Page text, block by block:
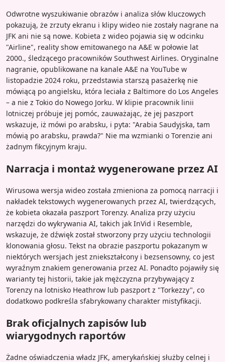
Odwrotne wyszukiwanie obrazów i analiza słów kluczowych
pokazują, że zrzuty ekranu i klipy wideo nie zostały nagrane na
JFK ani nie są nowe. Kobieta z wideo pojawia się w odcinku
"Airline", reality show emitowanego na A&E w połowie lat
2000., śledzącego pracowników Southwest Airlines. Oryginalne
nagranie, opublikowane na kanale A&E na YouTube w
listopadzie 2024 roku, przedstawia starszą pasażerkę nie
mówiącą po angielsku, która leciała z Baltimore do Los Angeles
– a nie z Tokio do Nowego Jorku. W klipie pracownik linii
lotniczej próbuje jej pomóc, zauważając, że jej paszport
wskazuje, iż mówi po arabsku, i pyta: "Arabia Saudyjska, tam
mówią po arabsku, prawda?" Nie ma wzmianki o Torenzie ani
żadnym fikcyjnym kraju.
Narracja i montaż wygenerowane przez AI
Wirusowa wersja wideo została zmieniona za pomocą narracji i
nakładek tekstowych wygenerowanych przez AI, twierdzących,
że kobieta okazała paszport Torenzy. Analiza przy użyciu
narzędzi do wykrywania AI, takich jak InVid i Resemble,
wskazuje, że dźwięk został stworzony przy użyciu technologii
klonowania głosu. Tekst na obrazie paszportu pokazanym w
niektórych wersjach jest zniekształcony i bezsensowny, co jest
wyraźnym znakiem generowania przez AI. Ponadto pojawiły się
warianty tej historii, takie jak mężczyzna przybywający z
Torenzy na lotnisko Heathrow lub paszport z "Torkezzy", co
dodatkowo podkreśla sfabrykowany charakter mistyfikacji.
Brak oficjalnych zapisów lub
wiarygodnych raportów
Żadne oświadczenia władz JFK, amerykańskiej służby celnej i